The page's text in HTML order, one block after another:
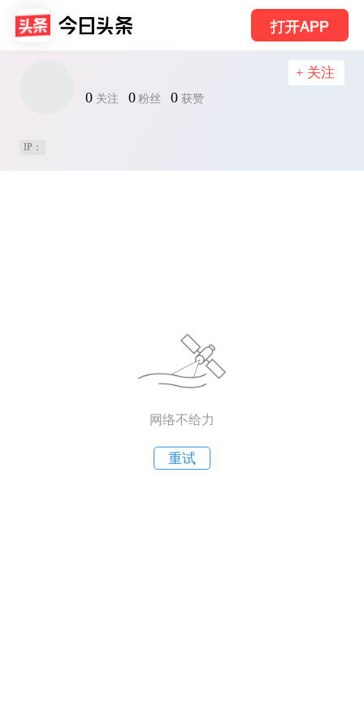
打开APP
0 关注 0 粉丝 0 获赞
+ 关注
IP：
网络不给力
重试